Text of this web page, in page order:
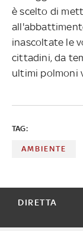
è scelto di
inascoltate le
cittadini, da
ultimi polmoni
TAG:
AMBIENTE
DIRETTA